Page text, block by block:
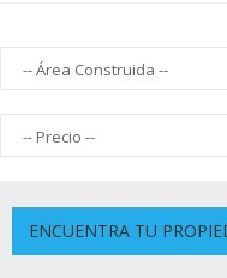
-- Área Construida --
-- Precio --
ENCUENTRA TU